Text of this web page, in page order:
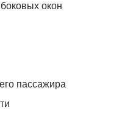
окон
пассажира